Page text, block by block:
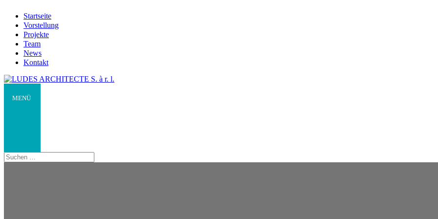
Startseite
Vorstellung
Projekte
Team
News
Kontakt